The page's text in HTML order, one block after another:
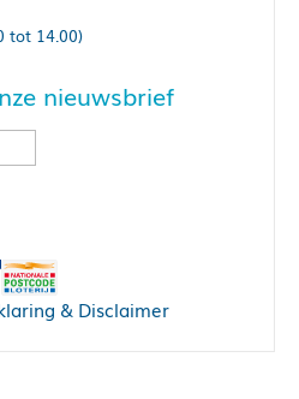
tot 14.00)
nieuwsbrief
& Disclaimer